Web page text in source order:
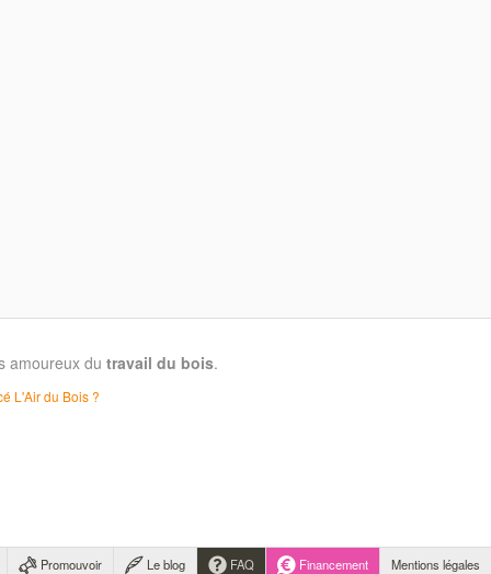
Promouvoir Le blog FAQ Financement Mentions légales
amoureux du travail du bois.
L'Air du Bois ?